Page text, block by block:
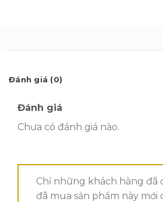
Đánh giá (0)
Đánh giá
Chưa có đánh giá nào.
Chỉ những khách hàng đã
đã mua sản phẩm này mới